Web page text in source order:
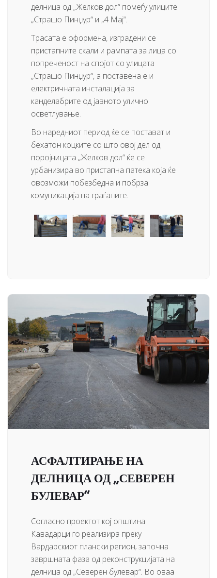
делница од „Желков дол“ помеѓу улиците
„Страшо Пинџур“ и „4 Мај“.
Трасата е оформена, изградени се
пристапните скали и рампата за лица со
попреченост на спојот со улицата
„Страшо Пинџур“, а поставена е и
електричната инсталација за
канделабрите од јавното улично
осветлување.
Во наредниот период ќе се постават и
бехатон коцките со што овој дел од
поројницата „Желков дол“ ќе се
урбанизира во пристапна патека која ќе
овозможи побезбедна и побрза
комуникација на граѓаните.
АСФАЛТИРАЊЕ НА
ДЕЛНИЦА ОД „СЕВЕРЕН
БУЛЕВАР“
Согласно проектот кој општина
Кавадарци го реализира преку
Вардарскиот плански регион, започна
завршната фаза од реконструкцијата на
делница од „Северен булевар“. Во оваа